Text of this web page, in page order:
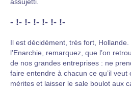
- !- !- !- !- !- !-
Il est décidément, très fort,
l’Enarchie, remarquez, que l’on
de nos grandes entreprises : ne
faire entendre à chacun ce qu’il veut
mérites et laisser le sale boulot aux